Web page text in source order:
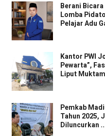
Berani
Lomba
Pelajar Adu
Kantor PWI
Pewarta”,
Liput
Pemkab
Tahun 2025,
Diluncurkan